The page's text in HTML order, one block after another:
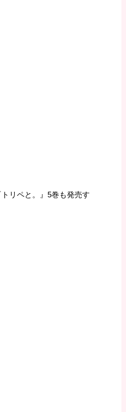
リペと。』5巻も発売す